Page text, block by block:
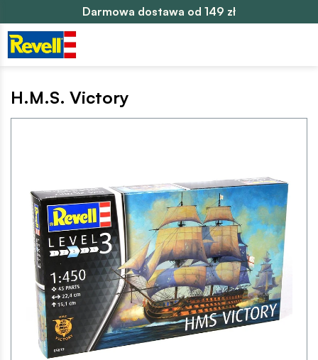
Darmowa dostawa od 149 zł
H.M.S. Victory